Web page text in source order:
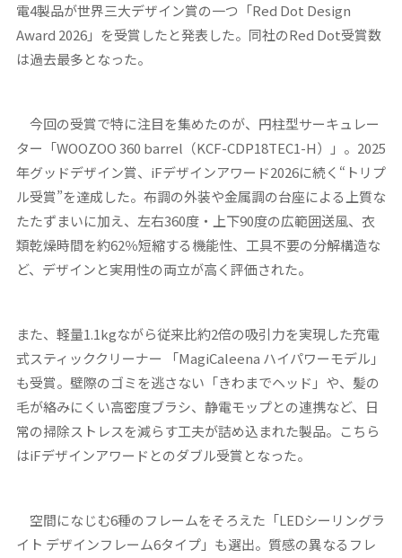
電4製品が世界三大デザイン賞の一つ「Red Dot Design
Award 2026」を受賞したと発表した。同社のRed Dot受賞数
は過去最多となった。
今回の受賞で特に注目を集めたのが、円柱型サーキュレー
ター「WOOZOO 360 barrel（KCF-CDP18TEC1-H）」。2025
年グッドデザイン賞、iFデザインアワード2026に続く“トリプ
ル受賞”を達成した。布調の外装や金属調の台座による上質な
たたずまいに加え、左右360度・上下90度の広範囲送風、衣
類乾燥時間を約62％短縮する機能性、工具不要の分解構造な
ど、デザインと実用性の両立が高く評価された。
また、軽量1.1kgながら従来比約2倍の吸引力を実現した充電
式スティッククリーナー 「MagiCaleena ハイパワーモデル」
も受賞。壁際のゴミを逃さない「きわまでヘッド」や、髪の
毛が絡みにくい高密度ブラシ、静電モップとの連携など、日
常の掃除ストレスを減らす工夫が詰め込まれた製品。こちら
はiFデザインアワードとのダブル受賞となった。
空間になじむ6種のフレームをそろえた「LEDシーリングラ
イト デザインフレーム6タイプ」も選出。質感の異なるフレ